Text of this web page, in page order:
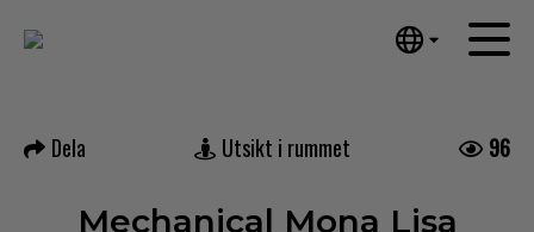
Español
汉语/中文
Konstverk
Nyheter
Dela Utsikt i rummet 96
Mechanical Mona Lisa